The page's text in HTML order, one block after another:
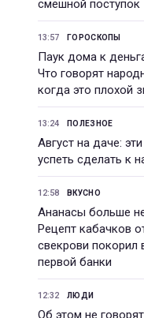
смешной поступок
13:57 ГОРОСКОПЫ
Паук дома к
Что говорят
когда это плохой
13:24 ПОЛЕЗНОЕ
Август на даче:
успеть сделать к
12:58 ВКУСНО
Ананасы больше
Рецепт кабачков
свекрови
первой банки
12:32 ЛЮДИ
Об этом не